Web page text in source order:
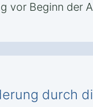
vor Beginn der
durch